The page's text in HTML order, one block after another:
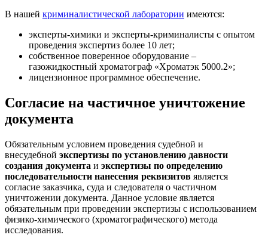
В нашей криминалистической лаборатории имеются:
эксперты-химики и эксперты-криминалисты с опытом
проведения экспертиз более 10 лет;
собственное поверенное оборудование –
газожидкостный хроматограф «Хроматэк 5000.2»;
лицензионное программное обеспечение.
Согласие на частичное уничтожение
документа
Обязательным условием проведения судебной и
внесудебной экспертизы по установлению давности
создания документа и экспертизы по определению
последовательности нанесения реквизитов является
согласие заказчика, суда и следователя о частичном
уничтожении документа. Данное условие является
обязательным при проведении экспертизы с использованием
физико-химического (хроматографического) метода
исследования.